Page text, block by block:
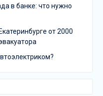
в банке: что нужно
от 2000